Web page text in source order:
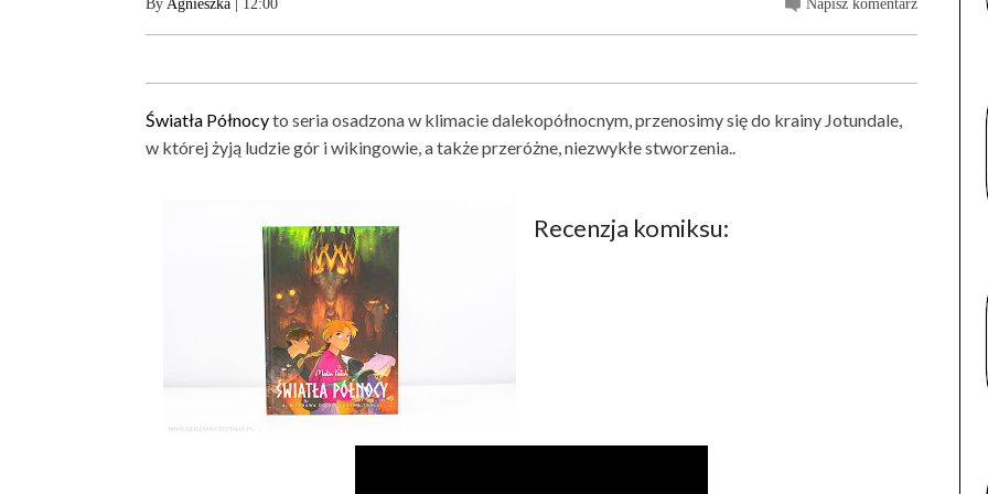
By Agnieszka | 12:00 Napisz komentarz
Światła Północyto seria osadzona w klimacie dalekopółnocnym, przenosimy się do krainy Jotundale,
w której żyją ludzie gór i wikingowie, a także przeróżne, niezwykłe stworzenia..
Recenzja komiksu: